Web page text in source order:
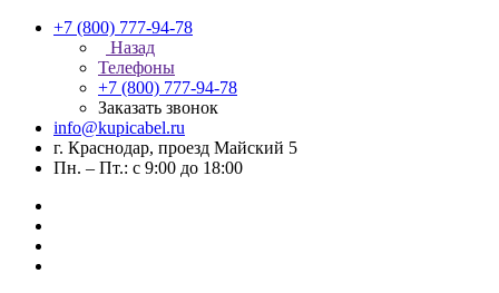
+7 (800) 777-94-78
Назад
Телефоны
+7 (800) 777-94-78
Заказать звонок
info@kupicabel.ru
г. Краснодар, проезд Майский 5
Пн. – Пт.: с 9:00 до 18:00